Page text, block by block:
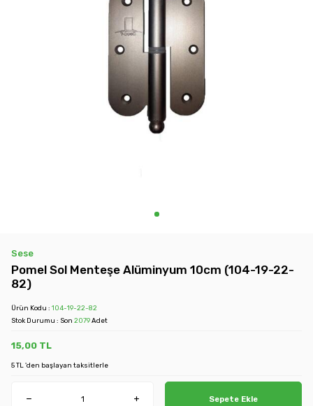
Sese
Pomel Sol Menteşe Alüminyum 10cm (104-19-22-
82)
Ürün Kodu : 104-19-22-82
Stok Durumu : Son 2079Adet
15,00 TL
5 TL 'den başlayan taksitlerle
Sepete Ekle